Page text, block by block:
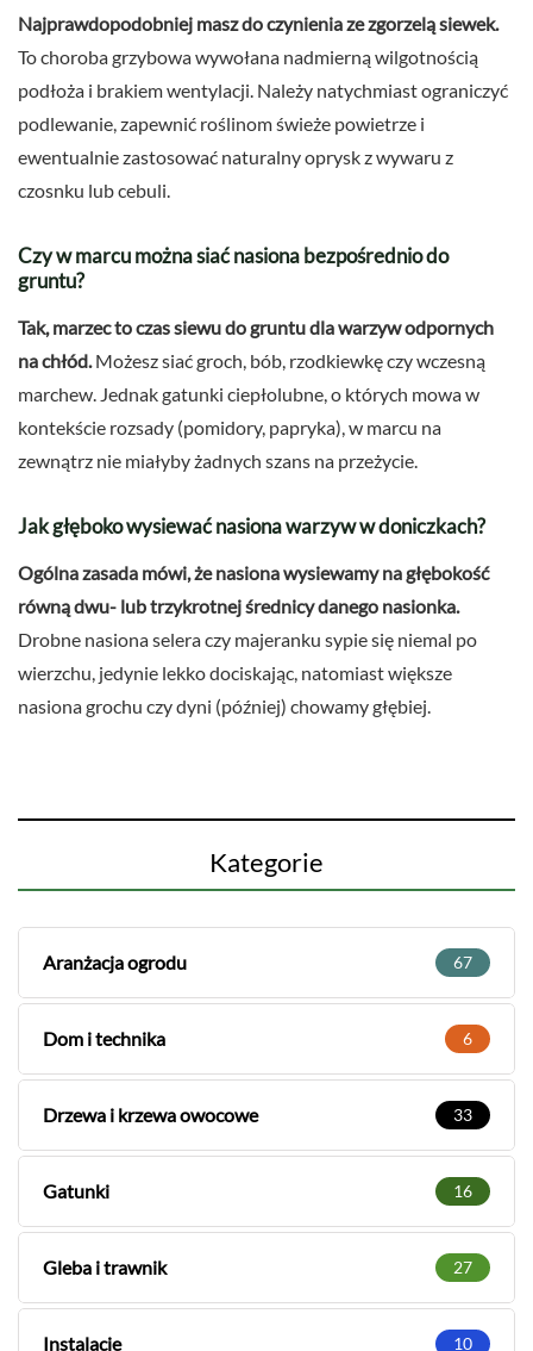
Najprawdopodobniej masz do czynienia ze zgorzelą siewek.
To choroba grzybowa wywołana nadmierną wilgotnością
podłoża i brakiem wentylacji. Należy natychmiast ograniczyć
podlewanie, zapewnić roślinom świeże powietrze i
ewentualnie zastosować naturalny oprysk z wywaru z
czosnku lub cebuli.
Czy w marcu można siać nasiona bezpośrednio do
gruntu?
Tak, marzec to czas siewu do gruntu dla warzyw odpornych
na chłód. Możesz siać groch, bób, rzodkiewkę czy wczesną
marchew. Jednak gatunki ciepłolubne, o których mowa w
kontekście rozsady (pomidory, papryka), w marcu na
zewnątrz nie miałyby żadnych szans na przeżycie.
Jak głęboko wysiewać nasiona warzyw w doniczkach?
Ogólna zasada mówi, że nasiona wysiewamy na głębokość
równą dwu- lub trzykrotnej średnicy danego nasionka.
Drobne nasiona selera czy majeranku sypie się niemal po
wierzchu, jedynie lekko dociskając, natomiast większe
nasiona grochu czy dyni (później) chowamy głębiej.
Kategorie
Aranżacja ogrodu 67
Dom i technika 6
Drzewa i krzewa owocowe 33
Gatunki 16
Gleba i trawnik 27
Instalacje 10